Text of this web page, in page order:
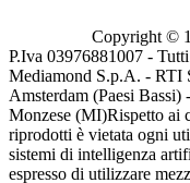
Copyright ©
P.Iva 03976881007 -
Mediamond S.p.A. - RTI
Amsterdam (Paesi
Monzese (MI)Rispetto ai
riprodotti è vietata ogni
sistemi di intelligenza
espresso di utilizzare